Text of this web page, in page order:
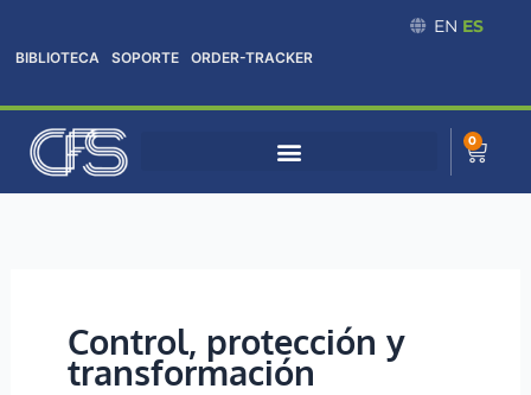
al
contenido
BIBLIOTECA SOPORTE ORDER-TRACKER
EN ES
0
Cart
Control, protección y
transformación